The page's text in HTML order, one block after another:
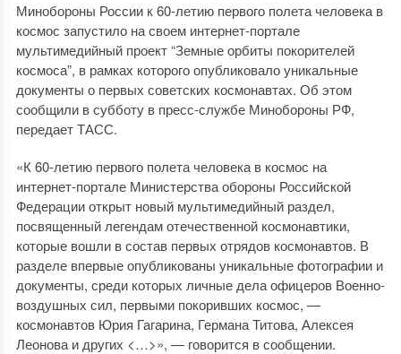
Минобороны России к 60-летию первого полета человека в
космос запустило на своем интернет-портале
мультимедийный проект “Земные орбиты покорителей
космоса”, в рамках которого опубликовало уникальные
документы о первых советских космонавтах. Об этом
сообщили в субботу в пресс-службе Минобороны РФ,
передает ТАСС.
«К 60-летию первого полета человека в космос на
интернет-портале Министерства обороны Российской
Федерации открыт новый мультимедийный раздел,
посвященный легендам отечественной космонавтики,
которые вошли в состав первых отрядов космонавтов. В
разделе впервые опубликованы уникальные фотографии и
документы, среди которых личные дела офицеров Военно-
воздушных сил, первыми покоривших космос, —
космонавтов Юрия Гагарина, Германа Титова, Алексея
Леонова и других <…>», — говорится в сообщении.